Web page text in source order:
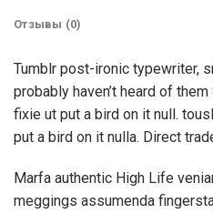
Отзывы (0)
Tumblr post-ironic typewriter,
probably haven’t heard of
fixie ut put a bird on it null.
put a bird on it nulla. Direct
Marfa authentic High Life
meggings assumenda